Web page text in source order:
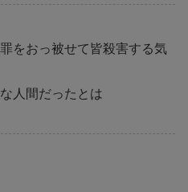
をおっ被せて皆殺害する気
人間だったとは